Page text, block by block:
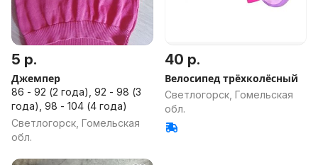
5 р.
Джемпер
86 - 92 (2 года), 92 - 98 (3
года), 98 - 104 (4 года)
Светлогорск, Гомельская
обл.
40 р.
Велосипед трёхколёсный
Светлогорск, Гомельская
обл.